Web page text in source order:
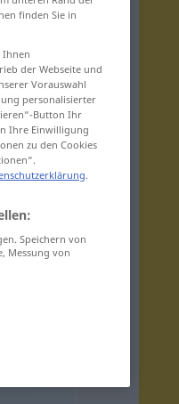
finden Sie in
Ihnen
der Webseite und
Vorauswahl
personalisierter
Button Ihr
Ihre Einwilligung
zu den Cookies
.
Speichern von
Messung von